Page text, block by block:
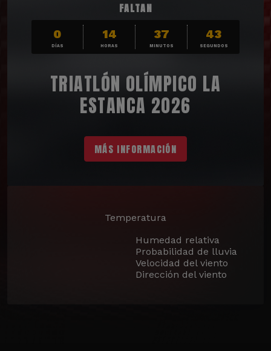
FALTAN
0
DÍAS
14
HORAS
37
MINUTOS
42
SEGUNDOS
TRIATLÓN OLÍMPICO LA
ESTANCA 2026
MÁS INFORMACIÓN
Temperatura
Humedad relativa
Probabilidad de lluvia
Velocidad del viento
Dirección del viento